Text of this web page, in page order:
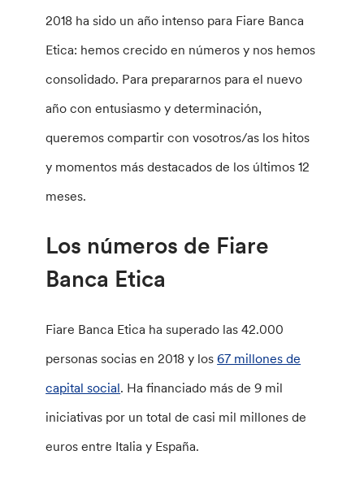
2018 ha sido un año intenso para Fiare Banca
Etica: hemos crecido en números y nos hemos
consolidado. Para prepararnos para el nuevo
año con entusiasmo y determinación,
queremos compartir con vosotros/as los hitos
y momentos más destacados de los últimos 12
meses.
Los números de Fiare
Banca Etica
Fiare Banca Etica ha superado las 42.000
personas socias en 2018 y los67 millones de
capital social. Ha financiado más de 9 mil
iniciativas por un total de casi mil millones de
euros entre Italia y España.